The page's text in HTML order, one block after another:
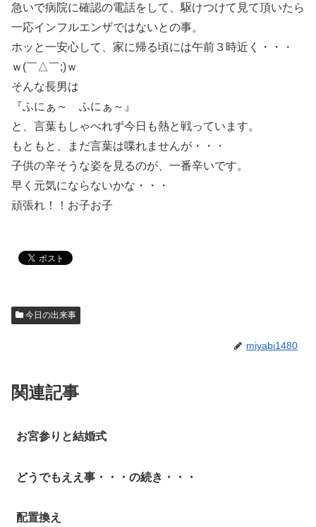
急いで病院に確認の電話をして、駆けつけて見て頂いたら
一応インフルエンザではないとの事。
ホッと一安心して、家に帰る頃には午前３時近く・・・
ｗ(￣△￣;)ｗ
そんな長男は
『ふにぁ～ ふにぁ～』
と、言葉もしゃべれず今日も熱と戦っています。
もともと、まだ言葉は喋れませんが・・・
子供の辛そうな姿を見るのが、一番辛いです。
早く元気にならないかな・・・
頑張れ！！お子お子
今日の出来事
miyabi1480
関連記事
お宮参りと結婚式
どうでもええ事・・・の続き・・・
配置換え